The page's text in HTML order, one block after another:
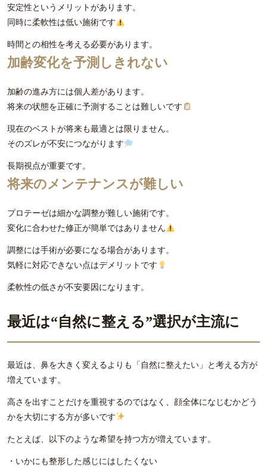
安定性というメリットがあります。
同時に柔軟性は低い施術です
時間との相性を考える必要があります。
加齢変化を予測しきれない
加齢の進み方には個人差があります。
将来の状態を正確に予測することは難しいです
現在のベストが将来も最適とは限りません。
そのズレが不安につながります
長期視点が重要です。
将来のメンテナンスが難しい
プロテーゼは細かな調整が難しい施術です。
変化に合わせた修正が簡単ではありません
調整には手術が必要になる場合があります。
気軽に対応できない点はデメリットです
柔軟性の低さが不安要因になります。
最近は“自然に整える”選択が主流に
最近は、鼻を大きく変えるよりも「自然に整えたい」と考える方が
増えています。
高さを出すことだけを重視するのではなく、顔全体になじむかどう
かを大切にする方が多いです
たとえば、以下のような希望を持つ方が増えています。
・いかにも整形した感じにはしたくない